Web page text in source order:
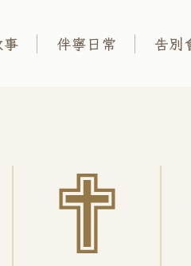
事 伴寧日常 告別